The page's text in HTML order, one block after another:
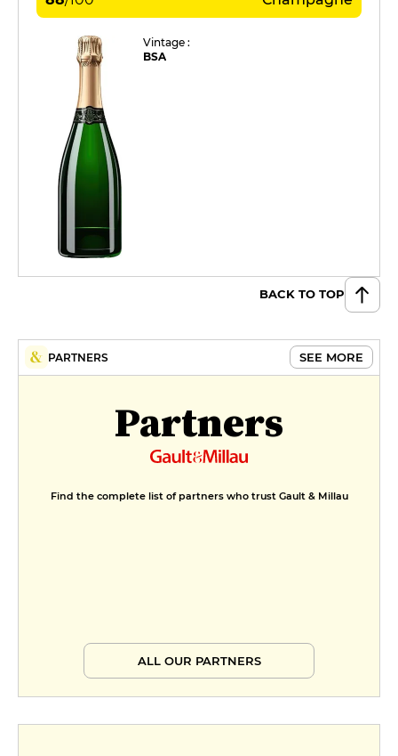
Vintage :
BSA
BACK TO TOP
PARTNERS SEE MORE
Partners
Find the complete list of partners who trust Gault & Millau
ALL OUR PARTNERS